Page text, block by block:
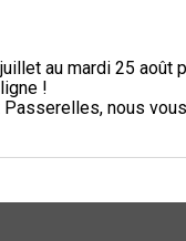
au mardi 25 août
!
nous